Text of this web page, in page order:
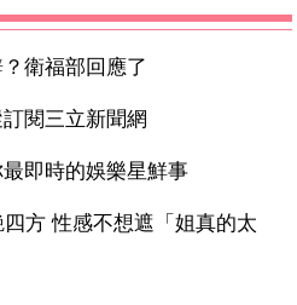
衛福部回應了
閱三立新聞網
即時的娛樂星鮮事
方 性感不想遮「姐真的太